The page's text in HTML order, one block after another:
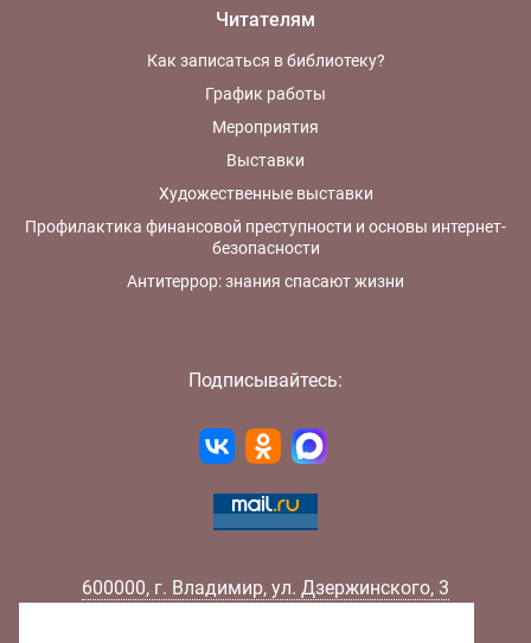
Читателям
Как записаться в библиотеку?
График работы
Мероприятия
Выставки
Художественные выставки
Профилактика финансовой преступности и основы интернет-
безопасности
Антитеррор: знания спасают жизни
Подписывайтесь:
600000, г. Владимир, ул. Дзержинского, 3